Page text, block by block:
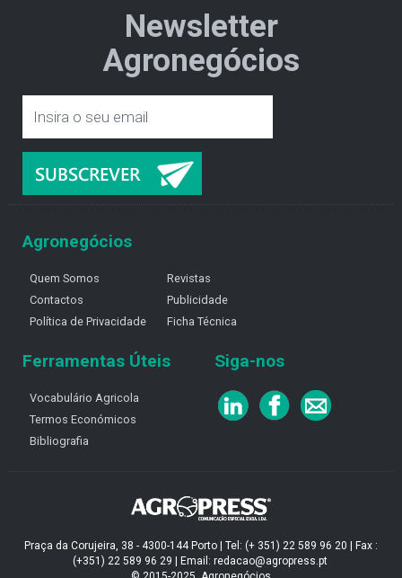
Newsletter
Agronegócios
Agronegócios
Quem Somos
Contactos
Política de Privacidade
Revistas
Publicidade
Ficha Técnica
Ferramentas Úteis
Vocabulário Agricola
Termos Económicos
Bibliografia
Siga-nos
Praça da Corujeira, 38 - 4300-144 Porto | Tel: (+ 351) 22 589 96 20 | Fax :
(+351) 22 589 96 29 | Email: redacao@agropress.pt